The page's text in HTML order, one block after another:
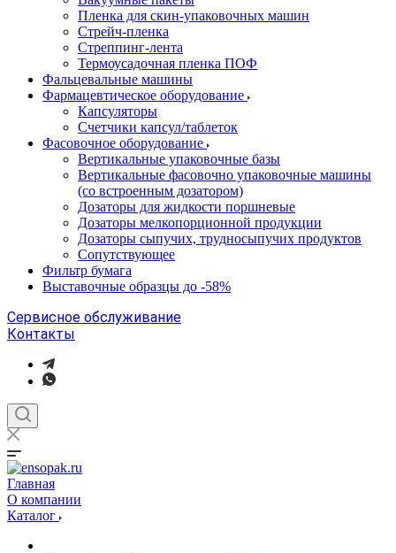
Пленка для скин-упаковочных машин
Стрейч-пленка
Стреппинг-лента
Термоусадочная пленка ПОФ
Фальцевальные машины
Фармацевтическое оборудование
Капсуляторы
Счетчики капсул/таблеток
Фасовочноe оборудование
Вертикальные упаковочные базы
Вертикальные фасовочно упаковочные машины
(со встроенным дозатором)
Дозаторы для жидкости поршневые
Дозаторы мелкопорционной продукции
Дозаторы сыпучих, трудносыпучих продуктов
Сопутствующее
Фильтр бумага
Выставочные образцы до -58%
Сервисное обслуживание
Контакты
Главная
О компании
Каталог